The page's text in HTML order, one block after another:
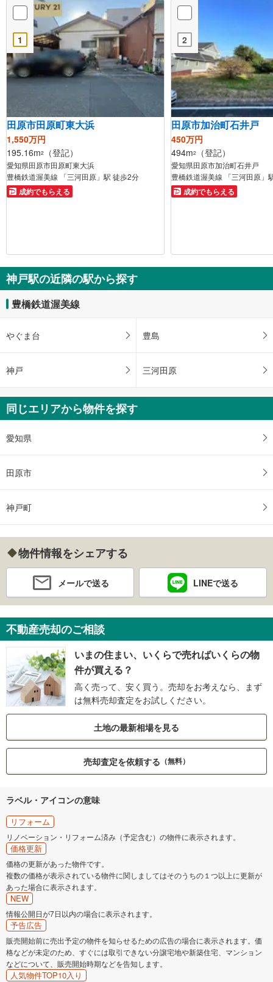
1
田原市田原町東大浜
1,550万円
195.16m2 （登記）
愛知県田原市田原町東大浜
豊橋鉄道渥美線 「三河田原」駅 徒歩2分
成約でもらえる
2
田原市加治町石井戸
450万円
494m2 （登記）
愛知県田原市加治町石井戸
豊橋鉄道渥美線 「三河田原」
成約でもらえる
神戸駅の近隣の駅から探す
豊橋鉄道渥美線
やぐま台 豊島
神戸 三河田原
同じエリアから物件を探す
愛知県
田原市
神戸町
物件情報をシェアする
メールで送る LINEで送る
不動産売却のご相談
いまの住まい、いくらで売ればいくらの物
件が買える？
高く売って、安く買う。売却をお考えなら、まず
は無料売却査定をお試しください。
土地の最新相場を見る
売却査定を依頼する （無料）
ラベル・アイコンの意味
リフォーム
リノベーション・リフォーム済み（予定含む）の物件に表示されます。
価格更新
価格の更新があった物件です。
複数の価格が表示されている物件に関しましてはそのうちの１つ以上に更新が
あった場合に表示されます。
NEW
情報公開日が7日以内の場合に表示されます。
予告広告
販売開始前に売出予定の物件を知らせるための広告の場合に表示されます。価
格などが未定のため、すぐには取引できない分譲宅地や新築住宅、マンション
などについて、販売開始時期などを告知します。
人気物件TOP10入り